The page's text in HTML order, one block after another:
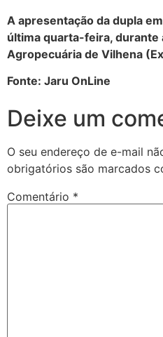
A apresentação da dupla
última quarta-feira, durante
Agropecuária de Vilhena
Fonte: Jaru OnLine
Deixe um
O seu endereço de e-mail
obrigatórios são marcados
Comentário *